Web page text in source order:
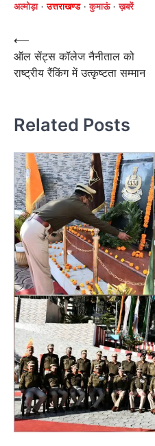
अल्मोड़ा उत्तराखण्ड कुमाऊं ख़बरें
Post
navigation
⟵
ऑल सेंट्स कॉलेज नैनीताल को
राष्ट्रीय रैंकिंग में उत्कृष्टता सम्मान
Related Posts